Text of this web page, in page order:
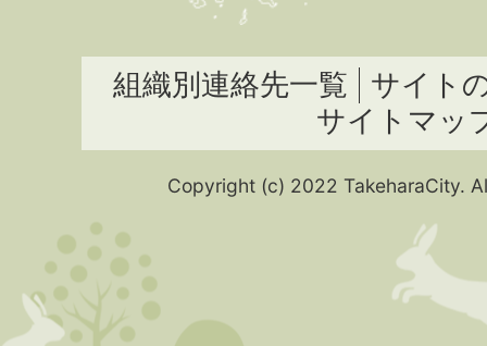
組織別連絡先一覧
サイト
サイトマッ
Copyright (c) 2022 TakeharaCity.